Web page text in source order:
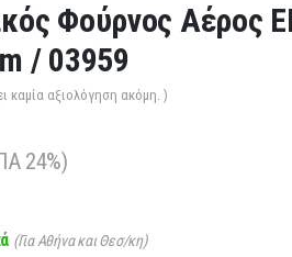
Φούρνος Αέρος
/ 03959
καμία αξιολόγηση ακόμη. )
24%)
(Για Αθήνα και Θεσ/κη)